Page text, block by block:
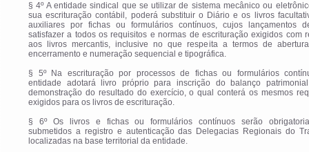
§ 4º A entidade sindical que se utilizar de sistema mecânico ou
sua escrituração contábil, poderá substituir o Diário e os livros
auxiliares por fichas ou formulários contínuos, cujos lançamentos
satisfazer a todos os requisitos e normas de escrituração exigidos com
aos livros mercantis, inclusive no que respeita a termos de
encerramento e numeração sequencial e tipográfica.
§ 5º Na escrituração por processos de fichas ou formulários
entidade adotará livro próprio para inscrição do balanço
demonstração do resultado do exercício, o qual conterá os mesmos
exigidos para os livros de escrituração.
§ 6º Os livros e fichas ou formulários contínuos serão
submetidos a registro e autenticação das Delegacias Regionais do
localizadas na base territorial da entidade.